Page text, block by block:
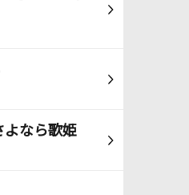
よなら歌姫